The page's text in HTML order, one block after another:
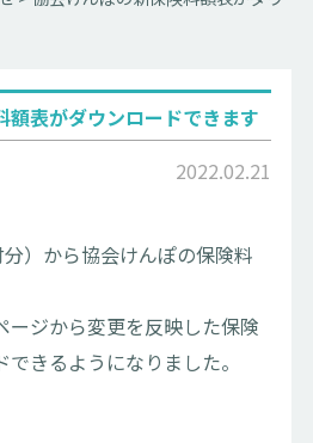
額表がダウンロードできます
2022.02.21
）から協会けんぽの保険料
ージから変更を反映した保険
きるようになりました。